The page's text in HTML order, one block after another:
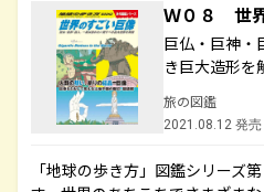
Ｗ０８ 世
巨仏・巨神・
き巨大造形を
旅の図鑑
2021.08.12 発売
「地球の歩き方」図鑑シリーズ